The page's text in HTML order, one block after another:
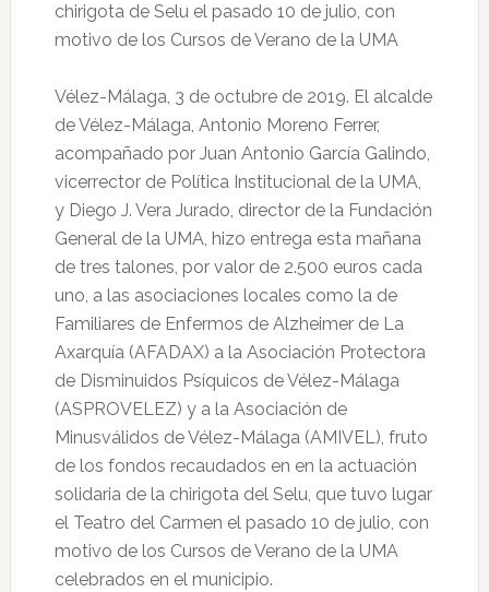
chirigota de Selu el pasado 10 de julio, con
motivo de los Cursos de Verano de la UMA
Vélez-Málaga, 3 de octubre de 2019. El alcalde
de Vélez-Málaga, Antonio Moreno Ferrer,
acompañado por Juan Antonio García Galindo,
vicerrector de Política Institucional de la UMA,
y Diego J. Vera Jurado, director de la Fundación
General de la UMA, hizo entrega esta mañana
de tres talones, por valor de 2.500 euros cada
uno, a las asociaciones locales como la de
Familiares de Enfermos de Alzheimer de La
Axarquía (AFADAX) a la Asociación Protectora
de Disminuidos Psíquicos de Vélez-Málaga
(ASPROVELEZ) y a la Asociación de
Minusválidos de Vélez-Málaga (AMIVEL), fruto
de los fondos recaudados en en la actuación
solidaria de la chirigota del Selu, que tuvo lugar
el Teatro del Carmen el pasado 10 de julio, con
motivo de los Cursos de Verano de la UMA
celebrados en el municipio.